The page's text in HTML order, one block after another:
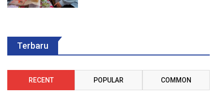
Terbaru
RECENT POPULAR COMMON